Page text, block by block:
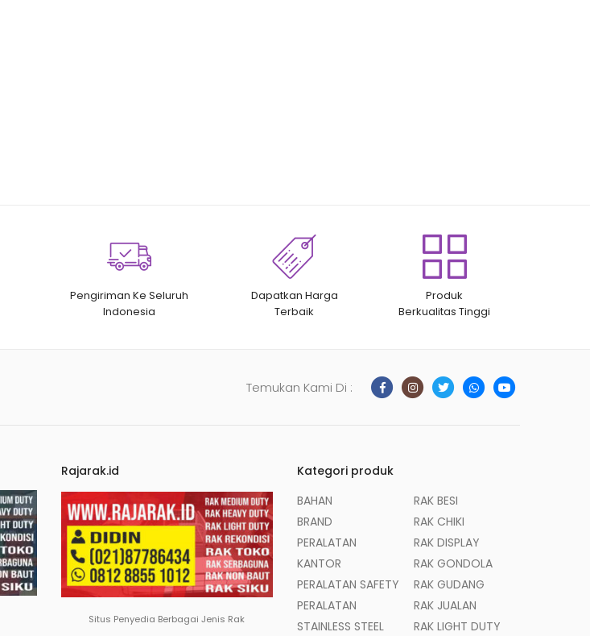
Pengiriman Ke Seluruh
Indonesia
Dapatkan Harga
Terbaik
Produk
Berkualitas Tinggi
Temukan Kami Di :
Rajarak.id
Situs Penyedia Berbagai Jenis Rak
Kategori produk
BAHAN
BRAND
PERALATAN
KANTOR
PERALATAN SAFETY
PERALATAN
STAINLESS STEEL
RAK BESI
RAK CHIKI
RAK DISPLAY
RAK GONDOLA
RAK GUDANG
RAK JUALAN
RAK LIGHT DUTY